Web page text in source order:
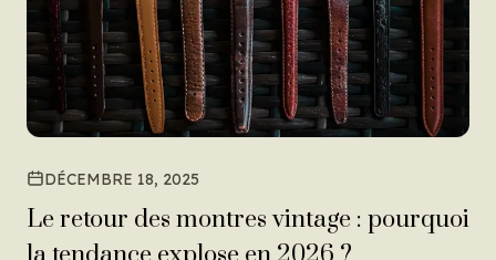
DÉCEMBRE 18, 2025
Le retour des montres vintage : pourquoi